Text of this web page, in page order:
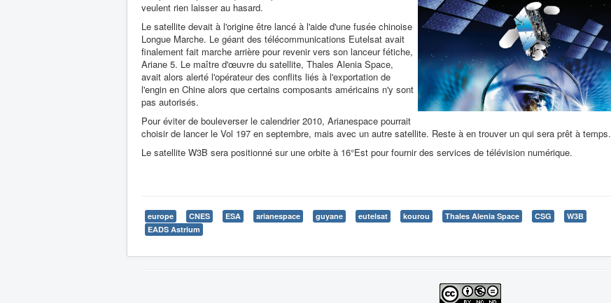
veulent rien laisser au hasard.
Le satellite devait à l'origine être lancé à l'aide d'une fusée chinoise
Longue Marche. Le géant des télécommunications Eutelsat avait
finalement fait marche arrière pour revenir vers son lanceur fétiche,
Ariane 5. Le maître d'œuvre du satellite, Thales Alenia Space,
avait alors alerté l'opérateur des conflits liés à l'exportation de
l'engin en Chine alors que certains composants américains n'y sont
pas autorisés.
Pour éviter de bouleverser le calendrier 2010, Arianespace pourrait
choisir de lancer le Vol 197 en septembre, mais avec un autre satellite. Reste à en trouver un qui sera prêt à temps.
Le satellite W3B sera positionné sur une orbite à 16°Est pour fournir des services de télévision numérique.
europe CNES ESA arianespace guyane eutelsat kourou Thales Alenia Space CSG
W3B
EADS Astrium